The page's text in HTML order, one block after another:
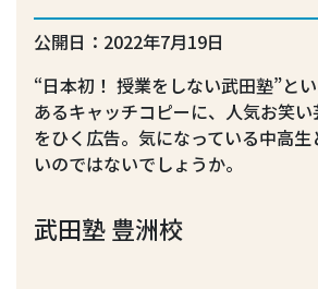
公開日：2022年7月19日
“日本初！ 授業をしない武田塾”と
あるキャッチコピーに、人気お笑
をひく広告。気になっている中高
いのではないでしょうか。
武田塾 豊洲校